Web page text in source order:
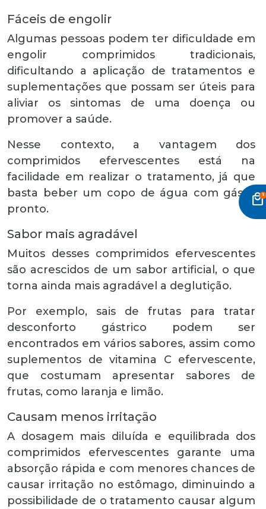
local_mall
Fáceis de engolir
Algumas pessoas podem ter dificuldade em
engolir comprimidos tradicionais,
dificultando a aplicação de tratamentos e
suplementações que possam ser úteis para
aliviar os sintomas de uma doença ou
promover a saúde.
Nesse contexto, a vantagem dos
comprimidos efervescentes está na
facilidade em realizar o tratamento, já que
basta beber um copo de água com gás e
pronto.
Sabor mais agradável
Muitos desses comprimidos efervescentes
são acrescidos de um sabor artificial, o que
torna ainda mais agradável a deglutição.
Por exemplo, sais de frutas para tratar
desconforto gástrico podem ser
encontrados em vários sabores, assim como
suplementos de vitamina C efervescente,
que costumam apresentar sabores de
frutas, como laranja e limão.
Causam menos irritação
A dosagem mais diluída e equilibrada dos
comprimidos efervescentes garante uma
absorção rápida e com menores chances de
causar irritação no estômago, diminuindo a
possibilidade de o tratamento causar algum